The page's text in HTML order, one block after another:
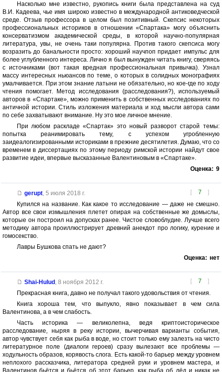
Насколько мне известно, рукопись книги была представлена на суд
В.И. Кадеева, чье имя широко известно в международной антиковедческой
среде. Отзыв профессора в целом был позитивный. Скепсис некоторых
профессиональных историков в отношении «Спартака» могу объяснить
консерватизмом академической среды, в которой научно-популярная
литература, увы, не очень таки популярна. Против такого скепсиса могу
возразить до банальности просто: хороший научпоп придает импульс для
более углубленного интереса. Лично я был вынужден читать книгу, сверяясь
с источниками (вот такая вредная профессиональная привычка). Узнал
массу интересных ньюансов по теме, о которых в солидных монографиях
умалчивается. При этом знание латыни не обязательно, но кое-где по ходу
чтения помогает. Метод исследования (расследования?), используемый
авторов в «Спартаке», можно применить в собственных исследованиях по
античной истории. Стиль изложения материала и ход мысли автора сами
по себе захватывают внимание. Ну это мое личное мнение.
При любом раскладе «Спартак» это новый разворот старой темы:
попытка реанимировать тему, с успехом угробленную
заидеалогизированными историками в прежние десятилетия. Думаю, что со
временем в диссертациях по этому периоду римской истории найдут свое
развитие идеи, впервые высказанные Валентиновым в «Спартаке».
Оценка: 9
[ 7 ]
gerupt, 5 июля 2018 г.
Купился на название. Как какое то исследование — даже не смешно.
Автор все свои измышления плетет опирая на собственные же домыслы,
которые он построил на допусках ранее. Чистое словоблудие. Лучше всего
методику автора проиллюстрирует древний анекдот про логику, курение и
гомосекство.
Лавры Бушкова спать не дают?
Оценка: нет
[ 7 ]
Shai-Hulud , 8 ноября 2012 г.
Прекрасная книга, давно не получал такого удовольствия от чтения.
Книга хороша тем, что выпукло, явно показывает в чем сила
Валентинова, а в чем слабость.
Часть историка — великолепна, ведя криптоисторическое
расследование, ныряя в реку истории, вычерчивая варианты события,
автор чувствует себя как рыба в воде, но стоит только ему залезть на чисто
литературное поле (диалоги героев) сразу вылезают все проблемы —
ходульность образов, корявость слога. Есть какой-то барьер между уровнем
неплохого рассказчика, литератора средней руки и уровнем мастера, и
Валентинов бьётся и бьётся об этот барьер, как рыба об лёд и никак не